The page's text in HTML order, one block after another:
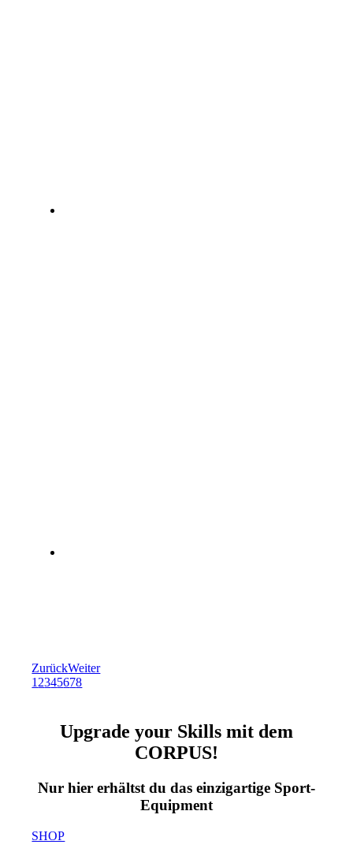
ZurückWeiter
1 2345678
Upgrade your Skills mit dem
CORPUS!
Nur hier erhältst du das einzigartige Sport-
Equipment
SHOP